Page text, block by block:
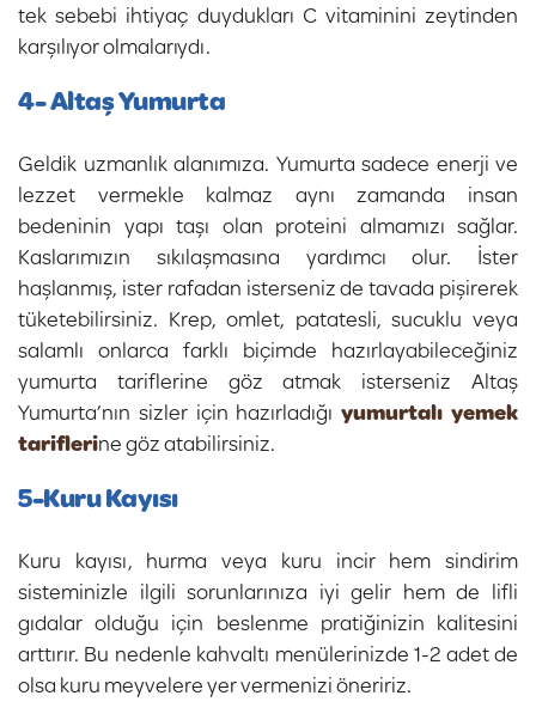
tek sebebi ihtiyaç duydukları C vitaminini zeytinden
karşılıyor olmalarıydı.
4- Altaş Yumurta
Geldik uzmanlık alanımıza. Yumurta sadece enerji ve
lezzet vermekle kalmaz aynı zamanda insan
bedeninin yapı taşı olan proteini almamızı sağlar.
Kaslarımızın sıkılaşmasına yardımcı olur. İster
haşlanmış, ister rafadan isterseniz de tavada pişirerek
tüketebilirsiniz. Krep, omlet, patatesli, sucuklu veya
salamlı onlarca farklı biçimde hazırlayabileceğiniz
yumurta tariflerine göz atmak isterseniz Altaş
Yumurta’nın sizler için hazırladığıyumurtalı yemek
tariflerine göz atabilirsiniz.
5-Kuru Kayısı
Kuru kayısı, hurma veya kuru incir hem sindirim
sisteminizle ilgili sorunlarınıza iyi gelir hem de lifli
gıdalar olduğu için beslenme pratiğinizin kalitesini
arttırır. Bu nedenle kahvaltı menülerinizde 1-2 adet de
olsa kuru meyvelere yer vermenizi öneririz.